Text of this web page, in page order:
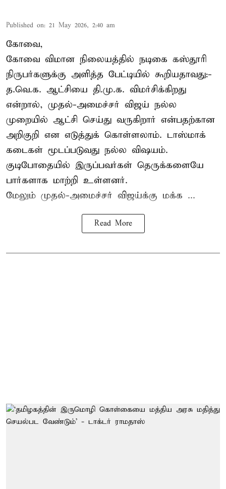
Published on: 21 May 2026, 2:40 am
கோவை,
கோவை விமான நிலையத்தில் நடிகை கஸ்தூரி
நிருபர்களுக்கு அளித்த பேட்டியில் கூறியதாவது:-
த.வெ.க. ஆட்சியை தி.மு.க. விமர்சிக்கிறது
என்றால், முதல்-அமைச்சர் விஜய் நல்ல
முறையில் ஆட்சி செய்து வருகிறார் என்பதற்கான
அறிகுறி என எடுத்துக் கொள்ளலாம். டாஸ்மாக்
கடைகள் மூடப்படுவது நல்ல விஷயம்.
குடிபோதையில் இருப்பவர்கள் தெருக்களையே
பார்களாக மாற்றி உள்ளனர்.
மேலும் முதல்-அமைச்சர் விஜய்க்கு மக்க ...
Read More